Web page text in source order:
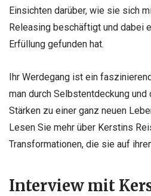
Einsichten darüber, wie sie sich
Releasing beschäftigt und dabei
Erfüllung gefunden hat.
Ihr Werdegang ist ein
man durch Selbstentdeckung und
Stärken zu einer ganz neuen
Lesen Sie mehr über Kerstins
Transformationen, die sie auf
Interview mit